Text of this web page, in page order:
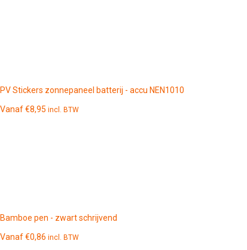
PV Stickers zonnepaneel batterij - accu NEN1010
Vanaf€8,95 incl. BTW
Bamboe pen - zwart schrijvend
Vanaf€0,86 incl. BTW